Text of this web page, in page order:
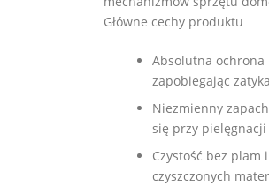
Główne cechy produktu
Absolutna ochrona
zapobiegając
Niezmienny
się przy
Czystość bez
czyszczonych